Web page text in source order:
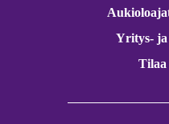
Yritys-